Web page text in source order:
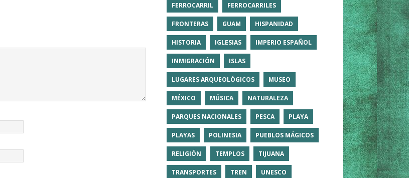
FERROCARRIL FERROCARRILES
FRONTERAS GUAM HISPANIDAD
HISTORIA IGLESIAS IMPERIO ESPAÑOL
INMIGRACIÓN ISLAS
LUGARES ARQUEOLÓGICOS MUSEO
MÉXICO MÚSICA NATURALEZA
PARQUES NACIONALES PESCA PLAYA
PLAYAS POLINESIA PUEBLOS MÁGICOS
RELIGIÓN TEMPLOS TIJUANA
TRANSPORTES TREN UNESCO